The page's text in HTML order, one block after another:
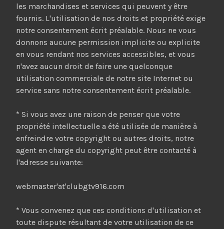
les marchandises et services qui peuvent y être
fournis. L'utilisation de nos droits et propriété exige
notre consentement écrit préalable. Nous ne vous
donnons aucune permission implicite ou explicite
en vous rendant nos services accessibles, et vous
n'avez aucun droit de faire une quelconque
utilisation commerciale de notre site Internet ou
service sans notre consentement écrit préalable.
* Si vous avez une raison de penser que votre
propriété intellectuelle a été utilisée de manière à
enfreindre votre copyright ou autres droits, notre
agent en charge du copyright peut être contacté à
l'adresse suivante:
webmaster'at'clubgtv916.com
* Vous convenez que ces conditions d'utilisation et
toute dispute résultant de votre utilisation de ce